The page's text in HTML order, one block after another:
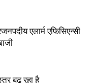
एलार्म एफिसिएन्सी
बढ़ रहा है